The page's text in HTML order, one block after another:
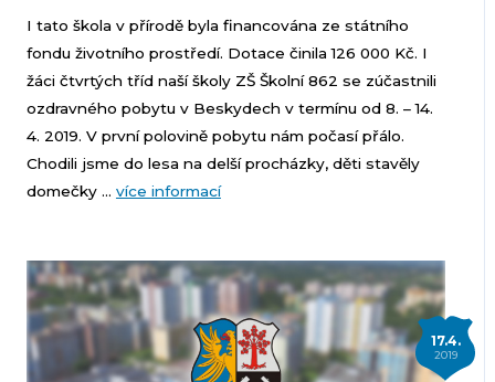
I tato škola v přírodě byla financována ze státního
fondu životního prostředí. Dotace činila 126 000 Kč. I
žáci čtvrtých tříd naší školy ZŠ Školní 862 se zúčastnili
ozdravného pobytu v Beskydech v termínu od 8. – 14.
4. 2019. V první polovině pobytu nám počasí přálo.
Chodili jsme do lesa na delší procházky, děti stavěly
domečky ... více informací
17.4.
2019